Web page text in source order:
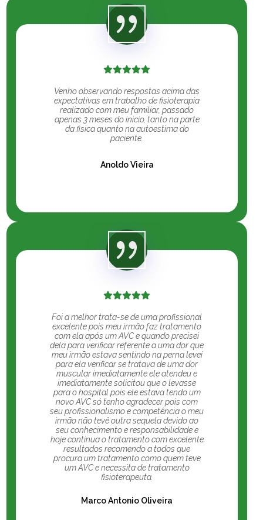
Venho observando respostas acima das
expectativas em trabalho de fisioterapia
realizado com meu familiar, passado
apenas 3 meses do inicio, tanto na parte
da fisica quanto na autoestima do
paciente.
Anoldo Vieira
Foi a melhor trata-se de uma profissional
excelente pois meu irmão faz tratamento
com ela após um AVC e quando precisei
dela para verificar referente a uma dor que
meu irmão estava sentindo na perna levei
para ela verificar se tratava de uma dor
muscular imediatamente ele atendeu e
imediatamente solicitou que o levasse
para o hospital pois ele estava tendo um
novo AVC só tenho agradecer pois com
seu profissionalismo e competência o meu
irmão não tevê outra sequela devido ao
seu conhecimento e responsabilidade e
hoje continua o tratamento com excelente
resultados recomendo a todos que
procura um tratamento como quem teve
um AVC e necessita de tratamento
fisioterapeuta.
Marco Antonio Oliveira